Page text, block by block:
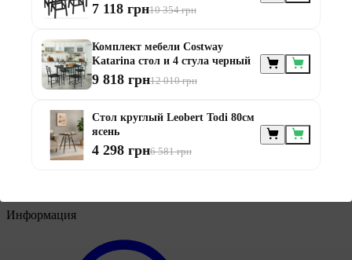
Мебель для балконов
Мебель для беседки
Мебель для дачи
Мебель для террасы
Информация
7 118 грн10 354 грн
Комплект мебели Costway
Katarina стол и 4 стула черный
9 818 грн12 010 грн
Стол круглый Leobert Todi 80см
ясень
4 298 грн6 581 грн